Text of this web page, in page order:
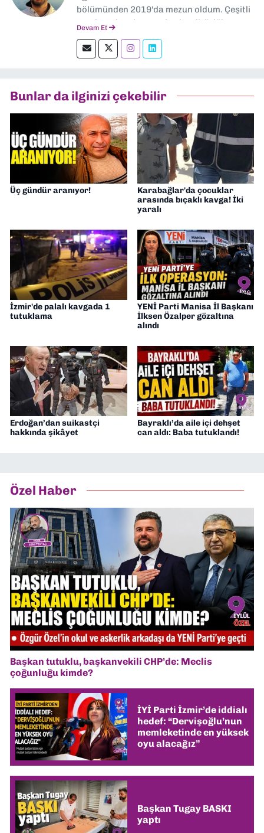
bölümünden 2019'da mezun oldum. Çeşitli
yerel ve ulusal gazetelerde editörlük,
okumayı severim.
Devam Et
Bunlar da ilginizi çekebilir
Üç gündür aranıyor!
Karabağlar'da çocuklar
arasında bıçaklı kavga! İki
yaralı
İzmir'de palalı kavgada 1
tutuklama
YENİ Parti Manisa İl Başkanı
İlksen Özalper gözaltına
alındı
Erdoğan’dan suikastçi
hakkında şikâyet
Bayraklı’da aile içi dehşet
can aldı: Baba tutuklandı!
Özel Haber
Başkan tutuklu, başkanvekili CHP’de: Meclis
çoğunluğu kimde?
İYİ Parti İzmir’de iddialı
hedef: “Dervişoğlu’nun
memleketinde en yüksek
oyu alacağız”
Başkan Tugay BASKI
yaptı